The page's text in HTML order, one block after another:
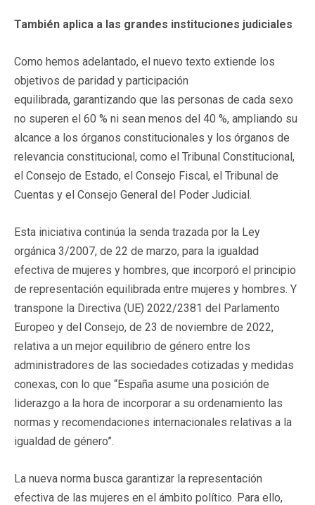
También aplica a las grandes instituciones judiciales
Como hemos adelantado, el nuevo texto extiende los
objetivos de paridad y participación
equilibrada, garantizando que las personas de cada sexo
no superen el 60 % ni sean menos del 40 %, ampliando su
alcance a los órganos constitucionales y los órganos de
relevancia constitucional, como el Tribunal Constitucional,
el Consejo de Estado, el Consejo Fiscal, el Tribunal de
Cuentas y el Consejo General del Poder Judicial.
Esta iniciativa continúa la senda trazada por la Ley
orgánica 3/2007, de 22 de marzo, para la igualdad
efectiva de mujeres y hombres, que incorporó el principio
de representación equilibrada entre mujeres y hombres. Y
transpone la Directiva (UE) 2022/2381 del Parlamento
Europeo y del Consejo, de 23 de noviembre de 2022,
relativa a un mejor equilibrio de género entre los
administradores de las sociedades cotizadas y medidas
conexas, con lo que “España asume una posición de
liderazgo a la hora de incorporar a su ordenamiento las
normas y recomendaciones internacionales relativas a la
igualdad de género”.
La nueva norma busca garantizar la representación
efectiva de las mujeres en el ámbito político. Para ello,